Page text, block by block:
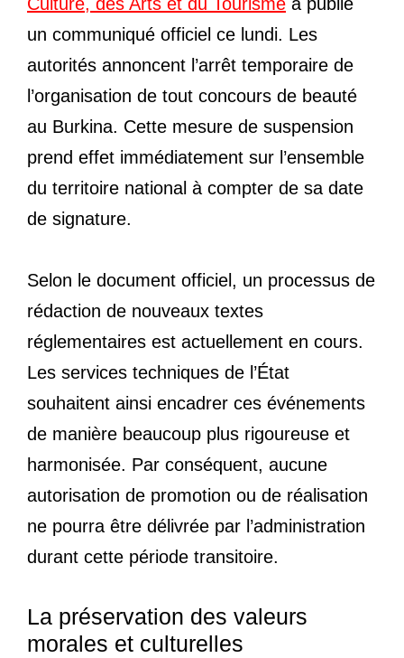
un communiqué officiel ce lundi. Les
autorités annoncent l’arrêt temporaire de
l’organisation de tout concours de beauté
au Burkina. Cette mesure de suspension
prend effet immédiatement sur l’ensemble
du territoire national à compter de sa date
de signature.
Selon le document officiel, un processus de
rédaction de nouveaux textes
réglementaires est actuellement en cours.
Les services techniques de l’État
souhaitent ainsi encadrer ces événements
de manière beaucoup plus rigoureuse et
harmonisée. Par conséquent, aucune
autorisation de promotion ou de réalisation
ne pourra être délivrée par l’administration
durant cette période transitoire.
La préservation des valeurs
morales et culturelles